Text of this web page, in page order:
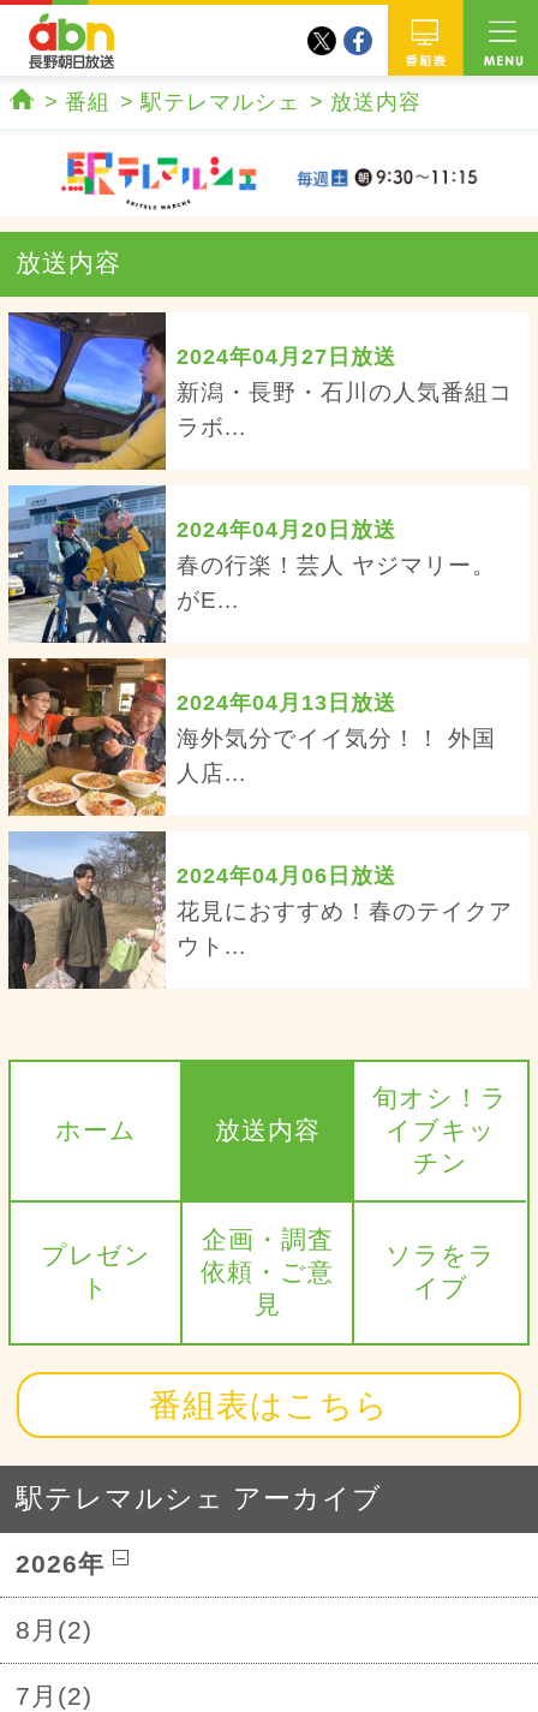
twitterfacebook
番組 駅テレマルシェ 放送内容
放送内容
2024年04月27日放送
新潟・長野・石川の人気番組コ
ラボ...
2024年04月20日放送
春の行楽！芸人 ヤジマリー。
がE...
2024年04月13日放送
海外気分でイイ気分！！ 外国
人店...
2024年04月06日放送
花見におすすめ！春のテイクア
ウト...
ホーム 放送内容
旬オシ！ラ
イブキッ
チン
プレゼン
ト
企画・調査
依頼・ご意
見
ソラをラ
イブ
番組表はこちら
駅テレマルシェ アーカイブ
2026年
8月(2)
7月(2)